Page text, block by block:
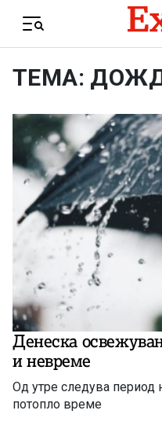
Menu
ТЕМА:
Денеска
и невреме
Од утре следува период
потопло време